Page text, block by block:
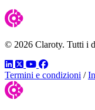
© 2026 Claroty. Tutti i
LinkedIn
TwitterYouTube
Facebook
Termini e condizioni /